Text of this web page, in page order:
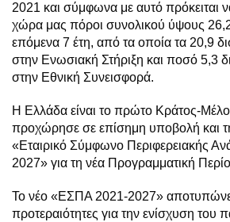
2021 και σύμφωνα με αυτό πρόκειται
χώρα μας πόροι συνολικού ύψους
επόμενα 7 έτη, από τα οποία τα 20,9
στην Ενωσιακή Στήριξη και ποσό 5,3
στην Εθνική Συνεισφορά.
Η Ελλάδα είναι το πρώτο Κράτος-
προχώρησε σε επίσημη υποβολή και
«Εταιρικό Σύμφωνο Περιφερειακής
2027» για τη νέα Προγραμματική
Το νέο «ΕΣΠΑ 2021-2027» αποτυπώνει
προτεραιότητες για την ενίσχυση του